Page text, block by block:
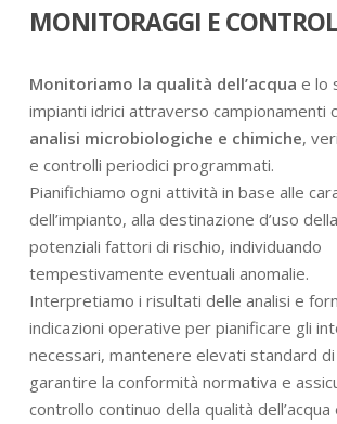
MONITORAGGI E
Monitoriamo la qualità dell’acqua e lo
impianti idrici attraverso campionamenti
analisi microbiologiche e chimiche,
e controlli periodici programmati.
Pianifichiamo ogni attività in base alle
dell’impianto, alla destinazione d’uso
potenziali fattori di rischio, individuando
tempestivamente eventuali anomalie.
Interpretiamo i risultati delle analisi e
indicazioni operative per pianificare gli
necessari, mantenere elevati standard
garantire la conformità normativa e
controllo continuo della qualità dell’acqua